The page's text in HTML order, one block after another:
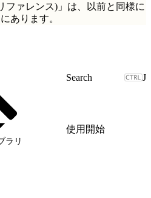
ファレンス)」 は、以前と同様に
あります。
J
使用開始
ラリ